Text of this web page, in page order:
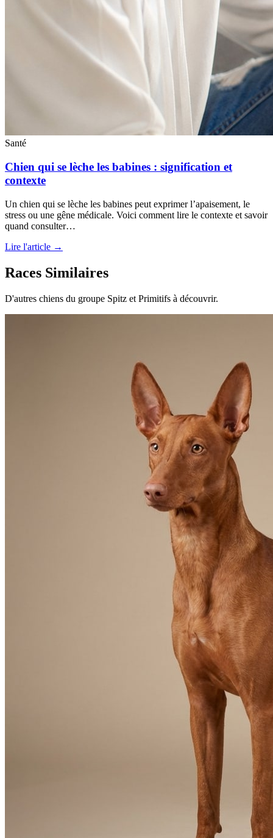
Santé
Chien qui se lèche les babines : signification et
contexte
Un chien qui se lèche les babines peut exprimer l’apaisement, le
stress ou une gêne médicale. Voici comment lire le contexte et savoir
quand consulter…
Lire l'article →
Races Similaires
D'autres chiens du groupe Spitz et Primitifs à découvrir.